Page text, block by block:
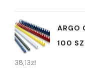
ARGO
100
38,13zł